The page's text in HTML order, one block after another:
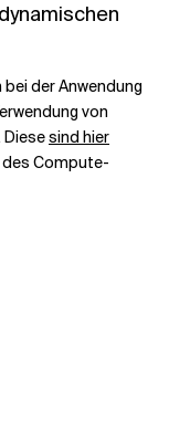
der Anwendung
von
Diesesind hier
Compute-